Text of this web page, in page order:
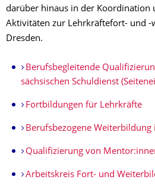
darüber hinaus in der Koordination
Aktivitäten zur Lehrkräftefort- und -
Dresden.
Berufsbegleitende
sächsischen Schuldienst
Fortbildungen für Lehrkräfte
Berufsbezogene
Qualifizierung von
Arbeitskreis Fort- und